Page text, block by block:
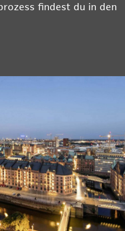
findest du in den